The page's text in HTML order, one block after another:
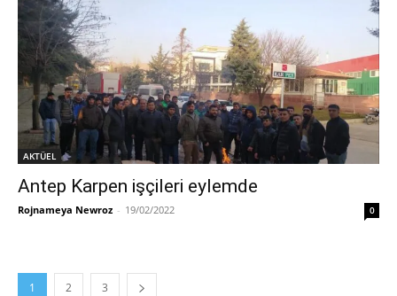
AKTÜEL
Antep Karpen işçileri eylemde
Rojnameya Newroz - 19/02/2022 0
1 2 3